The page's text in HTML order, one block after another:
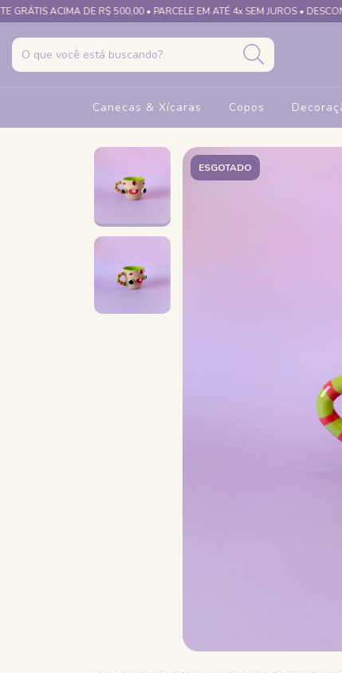
ACIMA DE R$ 500,00 • PARCELE EM ATÉ 4x SEM JUROS • DESCONTINHO
Canecas & Xícaras Copos
ESGOTADO